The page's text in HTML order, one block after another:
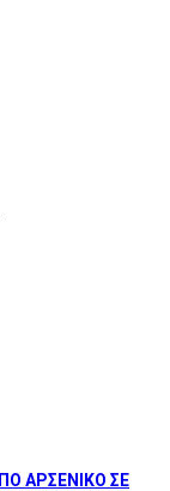
ΑΡΣΕΝΙΚΟ ΣΕ